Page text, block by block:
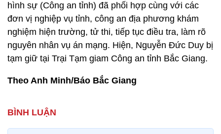
hình sự (Công an tỉnh) đã phối hợp cùng với các
đơn vị nghiệp vụ tỉnh, công an địa phương khám
nghiệm hiện trường, tử thi, tiếp tục điều tra, làm rõ
nguyên nhân vụ án mạng. Hiện, Nguyễn Đức Duy bị
tạm giữ tại Trại Tạm giam Công an tỉnh Bắc Giang.
Theo Anh Minh/Báo Bắc Giang